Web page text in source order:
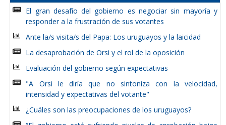
El gran desafío del gobierno es negociar sin mayoría y
responder a la frustración de sus votantes
Ante la/s visita/s del Papa: Los uruguayos y la laicidad
La desaprobación de Orsi y el rol de la oposición
Evaluación del gobierno según expectativas
"A Orsi le diría que no sintoniza con la velocidad,
intensidad y expectativas del votante"
¿Cuáles son las preocupaciones de los uruguayos?